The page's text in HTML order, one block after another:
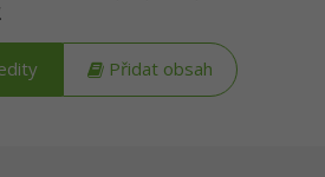
Přidat obsah